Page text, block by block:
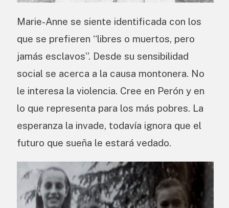
Marie-Anne se siente identificada con los
que se prefieren “libres o muertos, pero
jamás esclavos”. Desde su sensibilidad
social se acerca a la causa montonera. No
le interesa la violencia. Cree en Perón y en
lo que representa para los más pobres. La
esperanza la invade, todavía ignora que el
futuro que sueña le estará vedado.